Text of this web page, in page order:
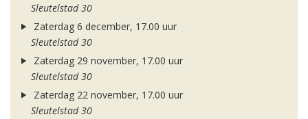
Sleutelstad 30
Zaterdag 6 december, 17.00 uur
Sleutelstad 30
Zaterdag 29 november, 17.00 uur
Sleutelstad 30
Zaterdag 22 november, 17.00 uur
Sleutelstad 30